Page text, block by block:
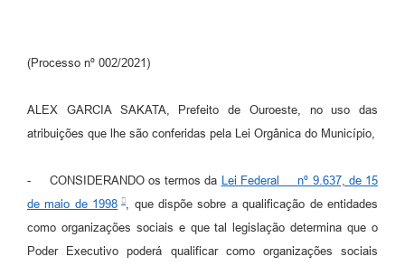
(Processo nº 002/2021)
ALEX GARCIA SAKATA, Prefeito de Ouroeste, no uso das
atribuições que lhe são conferidas pela Lei Orgânica do Município,
- CONSIDERANDO os termos da Lei Federal nº 9.637, de 15
de maio de 1998
, que dispõe sobre a qualificação de entidades
como organizações sociais e que tal legislação determina que o
Poder Executivo poderá qualificar como organizações sociais